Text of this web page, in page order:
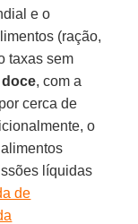
e o
(ração,
taxas sem
doce, com a
cerca de
o
líquidas
de